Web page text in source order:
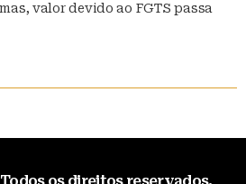
valor devido ao FGTS passa